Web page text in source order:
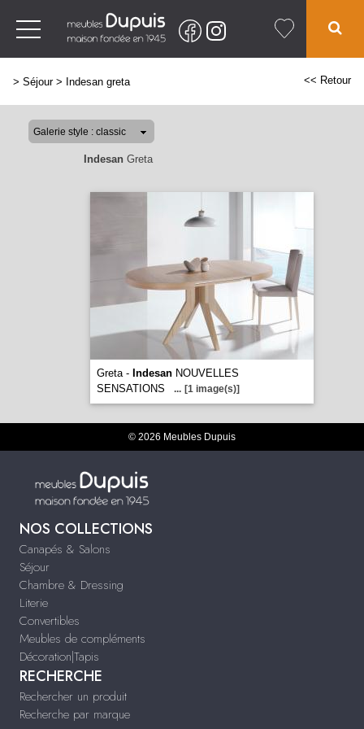
> Séjour> Indesan greta << Retour
Indesan Greta
Greta - IndesanNOUVELLES
SENSATIONS
... [1 image(s)]
© 2026 Meubles Dupuis
NOS COLLECTIONS
Canapés & Salons
Séjour
Chambre & Dressing
Literie
Convertibles
Meubles de compléments
Décoration|Tapis
RECHERCHE
Rechercher un produit
Recherche par marque